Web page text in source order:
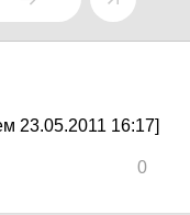
23.05.2011 16:17]
0